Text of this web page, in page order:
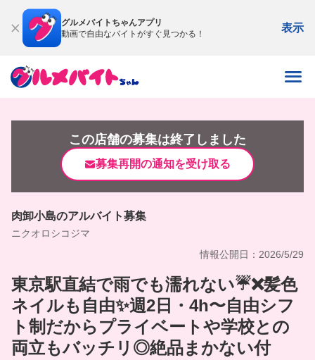
グルメバイトちゃんアプリ
動画で自由なバイトがすぐ見つかる！
表示
この店舗の募集は終了しました
募集再開の通知を受け取る
肉卸小島のアルバイト募集
ニクオロシコジマ
情報公開日：2026/5/29
東京駅直結で雨でも濡れない☔❌髪色
ネイルも自由✨週2日・4h〜自由シフ
ト制だからプライベートや学校との
両立もバッチリ◎絶品まかない付